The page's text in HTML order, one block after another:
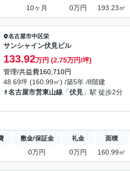
10ヶ月 0万円 193.23㎡
名古屋市中区栄
サンシャイン伏見ビル
133.92万円 (2.75万円/坪)
管理/共益費160,710円
48.69坪 (160.99㎡) /築5年 /8階建
名古屋市営東山線 「伏見 」駅 徒歩2分
敷金/保証金 礼金 面積
0万円 0万円 160.99㎡